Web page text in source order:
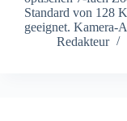
Standard von 128
geeignet.
Redakteur